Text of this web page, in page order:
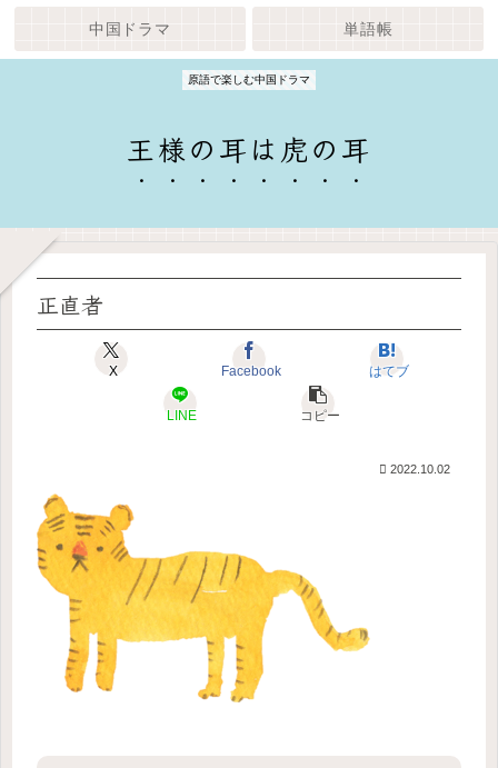
原語で楽しむ中国ドラマ
王様の耳は虎の耳
中国ドラマ 単語帳
正直者
X Facebook はてブ
LINE コピー
2022.10.02